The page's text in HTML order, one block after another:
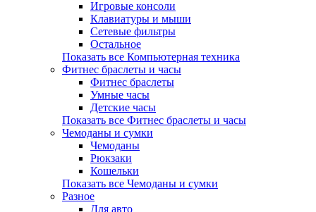
Игровые консоли
Клавиатуры и мыши
Сетевые фильтры
Остальное
Показать все Компьютерная техника
Фитнес браслеты и часы
Фитнес браслеты
Умные часы
Детские часы
Показать все Фитнес браслеты и часы
Чемоданы и сумки
Чемоданы
Рюкзаки
Кошельки
Показать все Чемоданы и сумки
Разное
Для авто